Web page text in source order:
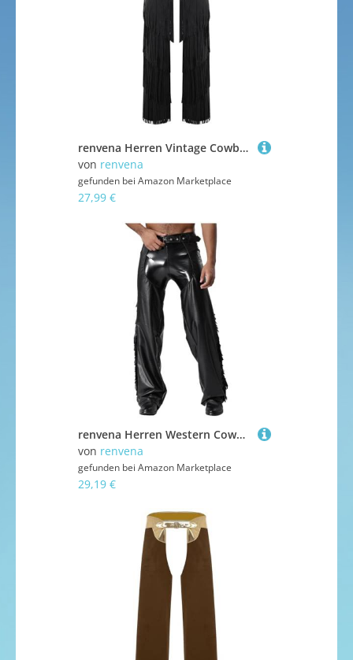
renvena Herren Vintage Cowboy Kostüm Hose Lang Chaps Überhosen mit Quasten Fransen Western Reiter Kostüm Mottoparty Karneval Schwarz S
von renvena
gefunden bei Amazon Marketplace
27,99 €
renvena Herren Western Cowboy Hose Chaps Kunstleder Überhosen Seitlich mit Fransen Vintage Mottoparty Fasching Kostüm Schwarz 3XL
von renvena
gefunden bei Amazon Marketplace
29,19 €